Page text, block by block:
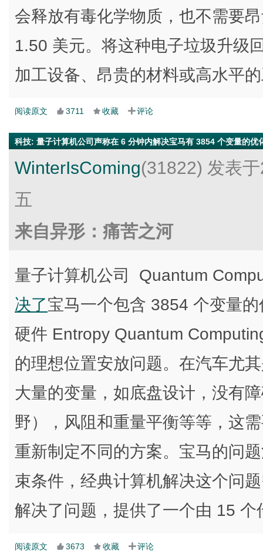
会释放有毒化学物质，也不需要
1.50 美元。将这种电子垃圾升级
加工设备、昂贵的材料或高水平
阅读原文 3711 收藏 评论
科技: 量子计算机公司声称在 6 分钟内解决宝马有 3854 个变量的优
WinterIsComing(31822) 发表
五
来自异形：痛苦之河
量子计算机公司 Quantum
决了宝马一个包含 3854 个变量
硬件 Entropy Quantum
的理想位置安放问题。在汽车尤
大量的变量，如底盘设计，没有
野），风阻和重量平衡等等，这
重新制定不同的方案。宝马的问
束条件，经典计算机解决这个问
解决了问题，提供了一个由 15
阅读原文 3673 收藏 评论